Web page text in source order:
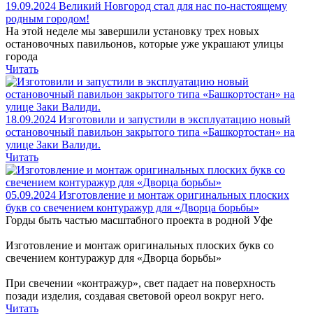
19.09.2024 Великий Новгород стал для нас по-настоящему
родным городом!
На этой неделе мы завершили установку трех новых
остановочных павильонов, которые уже украшают улицы
города
Читать
18.09.2024 Изготовили и запустили в эксплуатацию новый
остановочный павильон закрытого типа «Башкортостан» на
улице Заки Валиди.
Читать
05.09.2024 Изготовление и монтаж оригинальных плоских
букв со свечением контуражур для «Дворца борьбы»
Горды быть частью масштабного проекта в родной Уфе
Изготовление и монтаж оригинальных плоских букв со
свечением контуражур для «Дворца борьбы»
При свечении «контражур», свет падает на поверхность
позади изделия, создавая световой ореол вокруг него.
Читать